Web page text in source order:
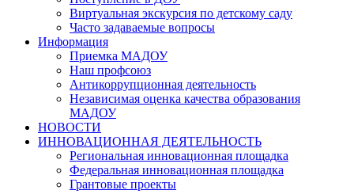
Виртуальная экскурсия по детскому саду
Часто задаваемые вопросы
Информация
Приемка МАДОУ
Наш профсоюз
Антикоррупционная деятельность
Независимая оценка качества образования
МАДОУ
НОВОСТИ
ИННОВАЦИОННАЯ ДЕЯТЕЛЬНОСТЬ
Региональная инновационная площадка
Федеральная инновационная площадка
Грантовые проекты